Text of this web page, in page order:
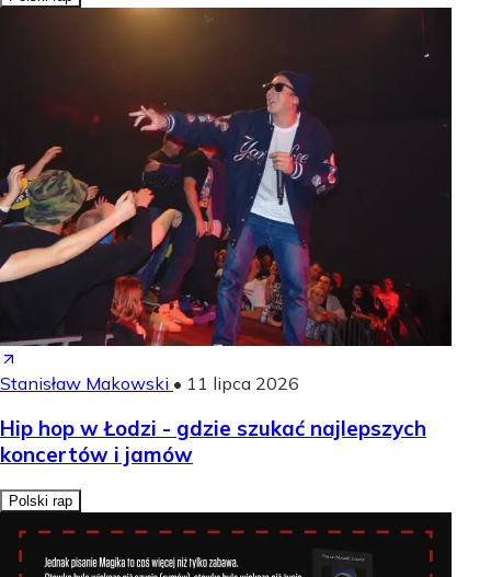
Stanisław Makowski • 11 lipca 2026
Hip hop w Łodzi - gdzie szukać najlepszych
koncertów i jamów
Polski rap